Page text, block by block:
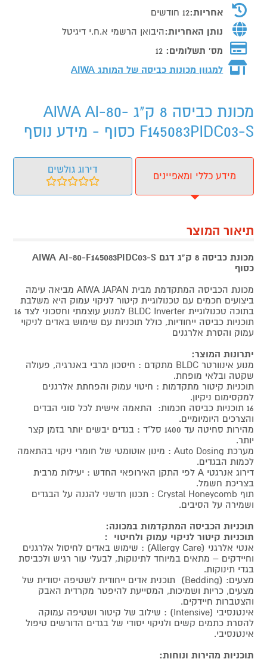
אחריות:12 חודשים
נותן האחריות:היבואן הרשמי א.ח.י דיגיטל
מס' תשלומים: 12
למגוון מכונות כביסה של המותג AIWA
מכונת כביסה 8 ק"ג AIWA AI-80-
F145083PIDC03-S כסוף - מידע נוסף
מידע כללי ומאפיינים
דירוג גולשים
תיאור המוצר
מכונת כביסה 8 ק"ג דגם AIWA AI-80-F145083PIDC03-S
כסוף
מכונת הכביסה המתקדמת מבית AIWA JAPAN מביאה עימה
ביצועים חכמים עם טכנולוגיית קיטור לניקוי עמוק היא משלבת
בתוכה טכנולוגיית BLDC Inverter למנוע עוצמתי וחסכוני לצד 16
תוכניות כביסה ייחודיות, כולל תוכניות עם שימוש באדים לניקוי
עמוק והסרת אלרגנים
יתרונות המוצר:
מנוע אינוורטר BLDC מתקדם : חיסכון מרבי באנרגיה, פעולה
שקטה ובלאי מופחת.
תוכניות קיטור מתקדמות : חיטוי עמוק והפחתת אלרגנים
למקסימום ניקיון.
16 תוכניות כביסה חכמות: התאמה אישית לכל סוגי הבדים
והצרכים היומיומיים.
מהירות סחיטה עד 1400 סל"ד : בגדים יבשים יותר בזמן קצר
יותר.
מערכת Auto Dosing : מינון אוטומטי של חומרי ניקוי בהתאמה
לכמות הבגדים.
דירוג אנרגטי A לפי התקן האירופאי החדש : יעילות מרבית
בצריכת חשמל.
תוף Crystal Honeycomb : תכנון חדשני להגנה על הבגדים
ושמירה על הסיבים.
תוכניות הכביסה המתקדמות במכונה:
תוכניות קיטור לניקוי עמוק ולחיטוי :
אנטי אלרגני (Allergy Care) : שימוש באדים לחיסול אלרגנים
וחיידקים – מתאים במיוחד לתינוקות, לבעלי עור רגיש ולכביסת
בגדי תינוקות.
מצעים: (Bedding) תוכנית אדים ייחודית לשטיפה יסודית של
מצעים, כריות ושמיכות, המסייעת להיפטר מקרדית האבק
והצטברות חיידקים.
אינטנסיבי (Intensive) : שילוב של קיטור ושטיפה עמוקה
להסרת כתמים קשים ולניקוי יסודי של בגדים הדורשים טיפול
אינטנסיבי.
תוכניות מהירות ונוחות: